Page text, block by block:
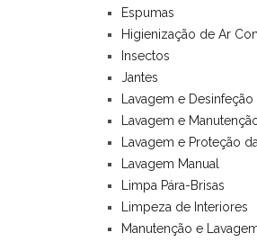
Espumas
Higienização de Ar
Insectos
Jantes
Lavagem e Desinfeção
Lavagem e
Lavagem e Proteção
Lavagem Manual
Limpa Pára-Brisas
Limpeza de Interiores
Manutenção e